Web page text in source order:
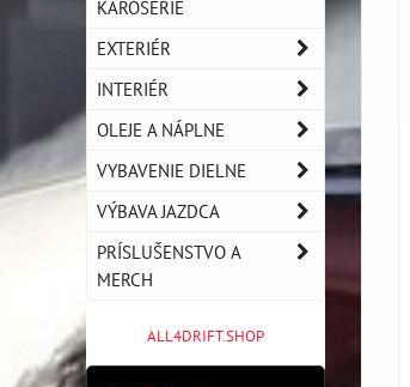
KAROSÉRIE
EXTERIÉR
INTERIÉR
OLEJE A NÁPLNE
VYBAVENIE DIELNE
VÝBAVA JAZDCA
PRÍSLUŠENSTVO A
MERCH
ALL4DRIFT.SHOP